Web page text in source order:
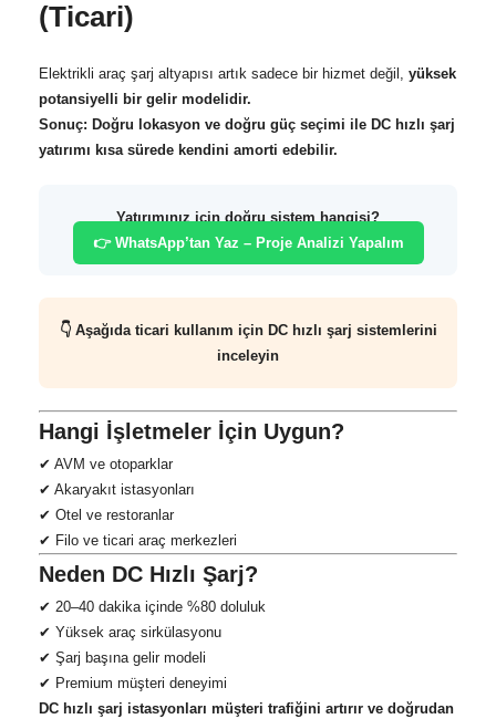
(Ticari)
Elektrikli araç şarj altyapısı artık sadece bir hizmet değil, yüksek
potansiyelli bir gelir modelidir.
Sonuç: Doğru lokasyon ve doğru güç seçimi ile DC hızlı şarj
yatırımı kısa sürede kendini amorti edebilir.
Yatırımınız için doğru sistem hangisi?
👉 WhatsApp’tan Yaz – Proje Analizi Yapalım
👇 Aşağıda ticari kullanım için DC hızlı şarj sistemlerini
inceleyin
Hangi İşletmeler İçin Uygun?
✔ AVM ve otoparklar
✔ Akaryakıt istasyonları
✔ Otel ve restoranlar
✔ Filo ve ticari araç merkezleri
Neden DC Hızlı Şarj?
✔ 20–40 dakika içinde %80 doluluk
✔ Yüksek araç sirkülasyonu
✔ Şarj başına gelir modeli
✔ Premium müşteri deneyimi
DC hızlı şarj istasyonları müşteri trafiğini artırır ve doğrudan